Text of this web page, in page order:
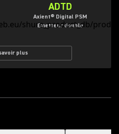
ADTD
Axient® Digital PSM
Emetteur double
plus